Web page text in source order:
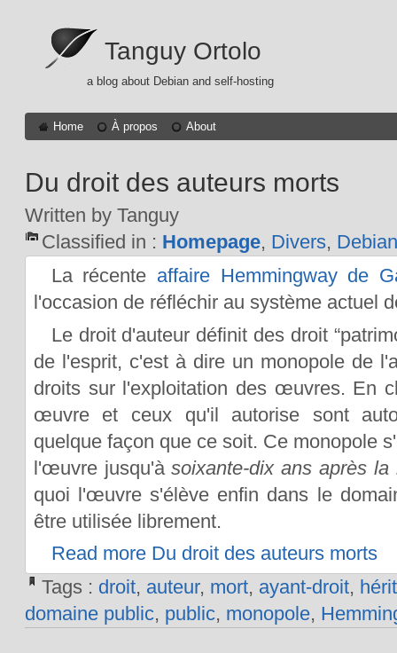
Tanguy Ortolo
a blog about Debian and self-hosting
Home À propos About
Du droit des auteurs morts
Written by Tanguy
Classified in : Homepage, Divers,
La récente affaire Hemmingway de
l'occasion de réfléchir au système actuel
Le droit d'auteur définit des droit
de l'esprit, c'est à dire un monopole de
droits sur l'exploitation des œuvres. En
œuvre et ceux qu'il autorise sont
quelque façon que ce soit. Ce monopole
l'œuvre jusqu'àsoixante-dix ans après la
quoi l'œuvre s'élève enfin dans le
être utilisée librement.
Read more Du droit des auteurs morts
Tags : droit, auteur, mort, ayant-droit,
domaine public, public, monopole,